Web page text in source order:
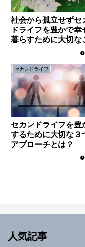
社会から孤立せずセ
ドライフを豊かで幸
暮らすために大切な
セカンドライフ
セカンドライフを豊
するために大切な３
アプローチとは？
人気記事